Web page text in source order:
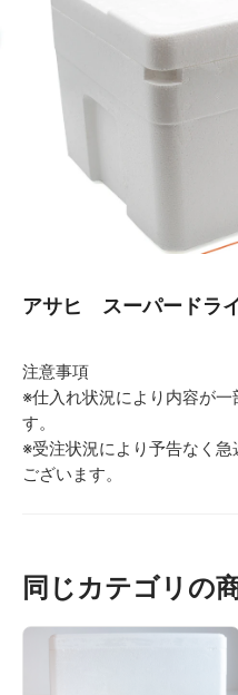
アサヒ スーパード
注意事項
※仕入れ状況により内容が
す。
※受注状況により予告なく
ございます。
同じカテゴリの